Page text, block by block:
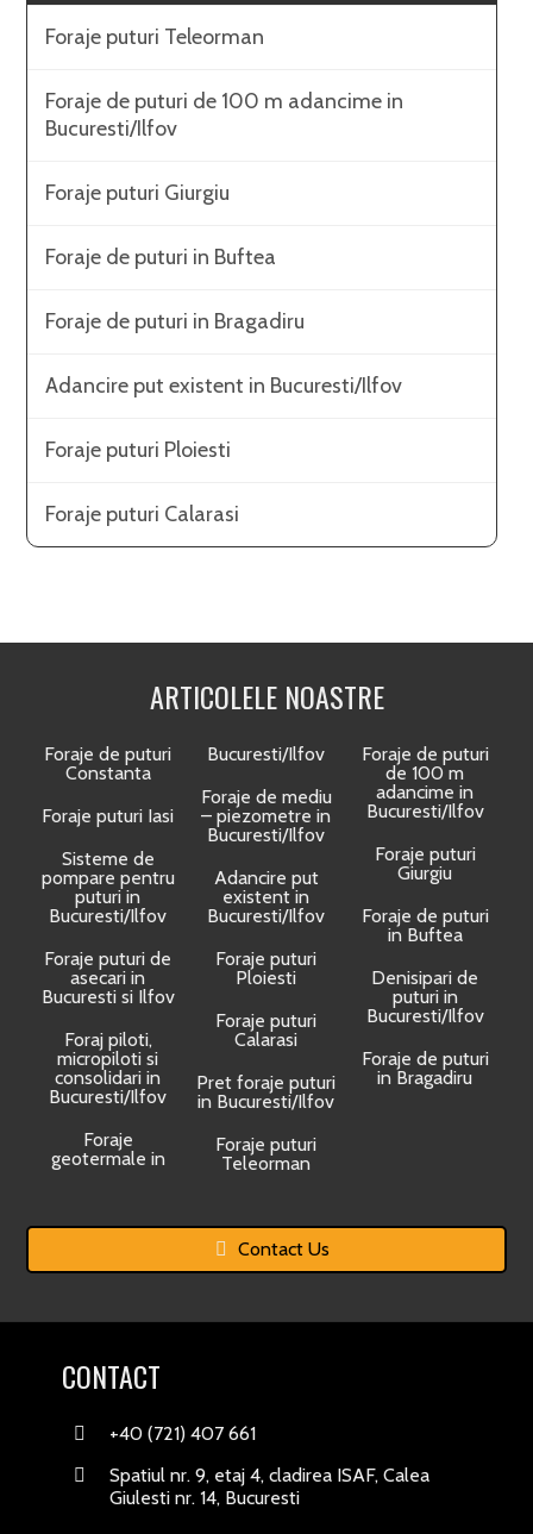
Foraje puturi Teleorman
Foraje de puturi de 100 m adancime in
Bucuresti/Ilfov
Foraje puturi Giurgiu
Foraje de puturi in Buftea
Foraje de puturi in Bragadiru
Adancire put existent in Bucuresti/Ilfov
Foraje puturi Ploiesti
Foraje puturi Calarasi
ARTICOLELE NOASTRE
Foraje de puturi
Constanta
Foraje puturi Iasi
Sisteme de
pompare pentru
puturi in
Bucuresti/Ilfov
Foraje puturi de
asecari in
Bucuresti si Ilfov
Foraj piloti,
micropiloti si
consolidari in
Bucuresti/Ilfov
Foraje
geotermale in
Bucuresti/Ilfov
Foraje de mediu
– piezometre in
Bucuresti/Ilfov
Adancire put
existent in
Bucuresti/Ilfov
Foraje puturi
Ploiesti
Foraje puturi
Calarasi
Pret foraje puturi
in Bucuresti/Ilfov
Foraje puturi
Teleorman
Foraje de puturi
de 100 m
adancime in
Bucuresti/Ilfov
Foraje puturi
Giurgiu
Foraje de puturi
in Buftea
Denisipari de
puturi in
Bucuresti/Ilfov
Foraje de puturi
in Bragadiru
Contact Us
CONTACT
+40 (721) 407 661
Spatiul nr. 9, etaj 4, cladirea ISAF, Calea
Giulesti nr. 14, Bucuresti